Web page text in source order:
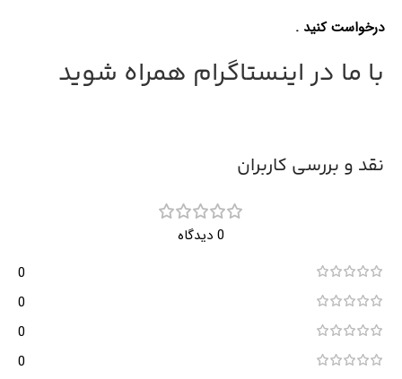
درخواست کنید .
با ما در اینستاگرام همراه شوید
نقد و بررسی کاربران
0 دیدگاه
0
0
0
0